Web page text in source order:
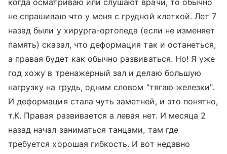
когда осматриваю или слушают врачи, то обычно
не спрашиваю что у меня с грудной клеткой. Лет 7
назад были у хирурга-ортопеда (если не изменяет
память) сказал, что деформация так и останеться,
а правая будет как обычно развиваться. Но! Я уже
год хожу в тренажерный зал и делаю большую
нагрузку на грудь, одним словом "тягаю железки".
И деформация стала чуть заметней, и это понятно,
т.К. Правая развивается а левая нет. И месяца 2
назад начал заниматься танцами, там где
требуется хорошая гибкость. И вот недавно